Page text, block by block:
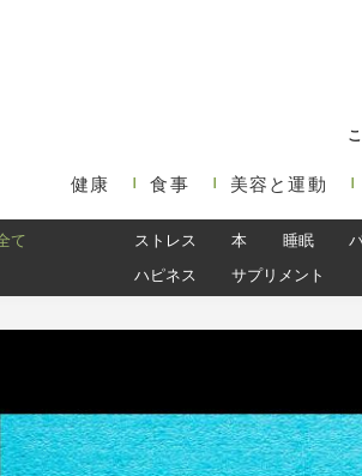
健康 食事 美容と運動
て ストレス 本 睡眠
ハピネス
サプリメント